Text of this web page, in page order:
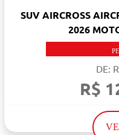
SUV AIRCROSS
2026
DE:
R$